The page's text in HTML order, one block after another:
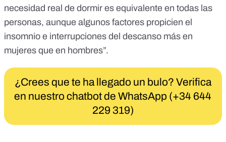
necesidad real de dormir es equivalente en todas las
personas, aunque algunos factores propicien el
insomnio e interrupciones del descanso más en
mujeres que en hombres”.
¿Crees que te ha llegado un bulo? Verifica
en nuestro chatbot de WhatsApp (+34 644
229 319)